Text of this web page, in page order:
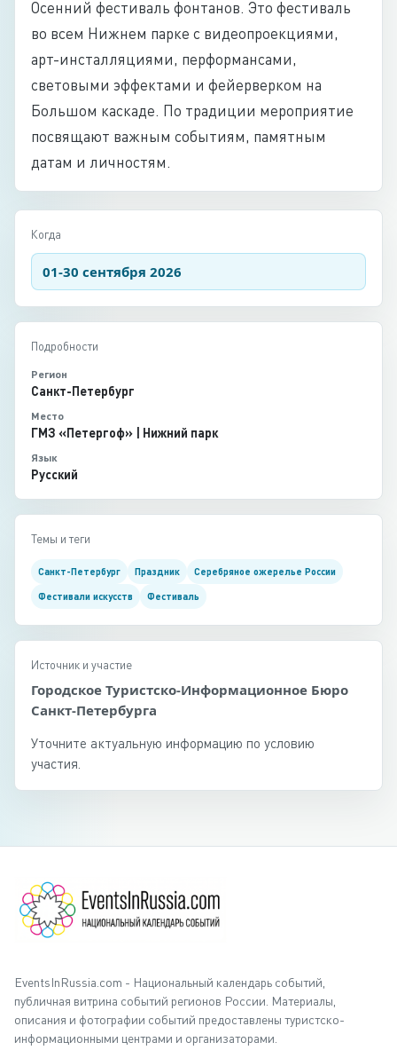
Осенний фестиваль фонтанов. Это фестиваль
во всем Нижнем парке с видеопроекциями,
арт-инсталляциями, перформансами,
световыми эффектами и фейерверком на
Большом каскаде. По традиции мероприятие
посвящают важным событиям, памятным
датам и личностям.
Когда
01-30 сентября 2026
Подробности
Регион
Санкт-Петербург
Место
ГМЗ «Петергоф» | Нижний парк
Язык
Русский
Темы и теги
Санкт-Петербург Праздник Серебряное ожерелье России
Фестивали искусств Фестиваль
Источник и участие
Городское Туристско-Информационное Бюро
Санкт-Петербурга
Уточните актуальную информацию по условию
участия.
EventsInRussia.com - Национальный календарь событий,
публичная витрина событий регионов России. Материалы,
описания и фотографии событий предоставлены туристско-
информационными центрами и организаторами.